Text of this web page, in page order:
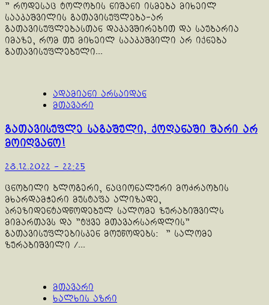
" როდესაც ტოლობის ნიშანი ისმება მიხეილ
სააკაშვილის გათავისუფლება-არ
გათავისუფლებასთან დაკავშირებით და საუბარია
იმაზე, რომ თუ მიხეილ სააკაშვილი არ იქნება
გათავისუფლებული...
ადამიანი არსაიდან
მთავარი
გათავისუფლე საგაშული, ქოღანაში შარი არ
მოიღვანო!
28.12.2022 - 22:25
ცნობილი ბლოგერი, ნაციონალური მოძრაობის
მხარდამჭერი მუსტაფა ალიზადე,
პრეზიდენტადწოდებულ სალომე ზურაბიშვილს
მიმართავს და "ტყვე მთავარსარდლის"
გათავისუფლებისკენ მოუწოდებს: " სალომე
ზურაბიშვილი /...
მთავარი
ხალხის აზრი